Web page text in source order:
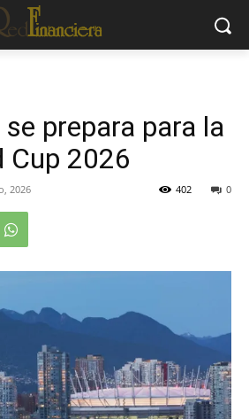
prepara para la
Cup 2026
2026 0
402